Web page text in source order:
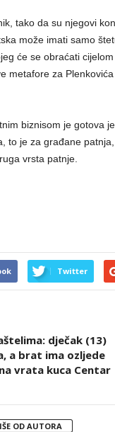
tako da su njegovi
može imati samo
će se obraćati
metafore za
biznisom je gotova
to je za građane
vrsta patnje.
Twitter
dječak (13)
a brat ima ozljede
vrata kuca Centar
OD AUTORA